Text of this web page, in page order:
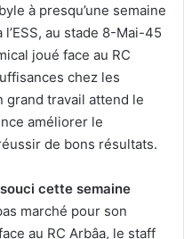
à presqu’une semaine
au stade 8-Mai-45
joué face au RC
chez les
grand travail attend le
améliorer le
de bons résultats.
cette semaine
marché pour son
au RC Arbâa, le staff